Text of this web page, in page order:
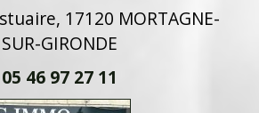
17120 MORTAGNE-
SUR-GIRONDE
05 46 97 27 11